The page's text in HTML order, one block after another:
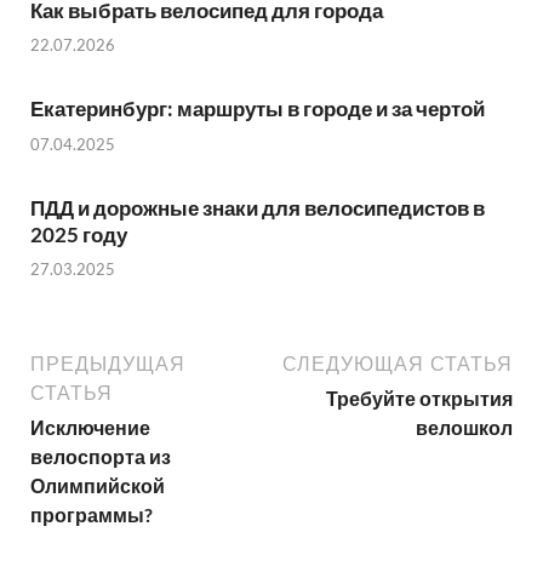
Как выбрать велосипед для города
22.07.2026
Екатеринбург: маршруты в городе и за чертой
07.04.2025
ПДД и дорожные знаки для велосипедистов в
2025 году
27.03.2025
ПРЕДЫДУЩАЯ
СТАТЬЯ
Исключение
велоспорта из
Олимпийской
программы?
СЛЕДУЮЩАЯ СТАТЬЯ
Требуйте открытия
велошкол